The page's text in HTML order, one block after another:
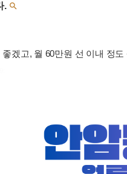
. 
겠고, 월 60만원 선 이내 정